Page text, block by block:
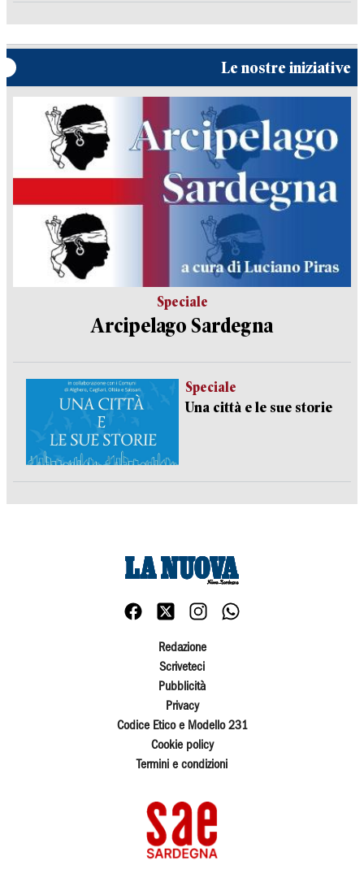
Le nostre iniziative
Speciale
Arcipelago Sardegna
Speciale
Una città e le sue storie
Redazione
Scriveteci
Pubblicità
Privacy
Codice Etico e Modello 231
Cookie policy
Termini e condizioni